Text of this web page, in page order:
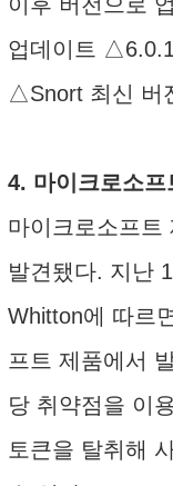
업데이트
△Snort 최신 버
4. 마이크로소프
마이크로소프트
발견됐다. 지난
Whitton에 따르
프트 제품에서
당 취약점을 이
토큰을 탈취해